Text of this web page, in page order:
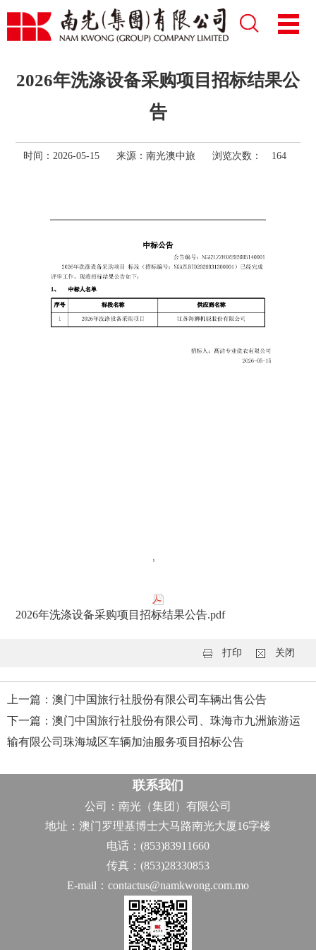
2026年洗涤设备采购项目招标结果公
告
时间：2026-05-15 来源： 南光澳中旅 浏览次数： 164
2026年洗涤设备采购项目招标结果公告.pdf
关闭
打印
上一篇：澳门中国旅行社股份有限公司车辆出售公告
下一篇：澳门中国旅行社股份有限公司、珠海市九洲旅游运
输有限公司珠海城区车辆加油服务项目招标公告
联系我们
公司：南光（集团）有限公司
地址：澳门罗理基博士大马路南光大厦16字楼
电话：(853)83911660
传真：(853)28330853
E-mail：contactus@namkwong.com.mo